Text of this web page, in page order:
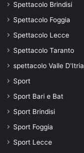
Spettacolo Brindisi
Spettacolo Foggia
Spettacolo Lecce
Spettacolo Taranto
spettacolo Valle D'Itria
Sport
Sport Bari e Bat
Sport Brindisi
Sport Foggia
Sport Lecce